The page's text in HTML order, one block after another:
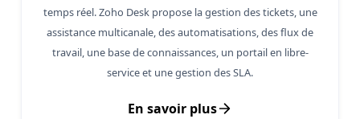
temps réel. Zoho Desk propose la gestion des tickets, une
assistance multicanale, des automatisations, des flux de
travail, une base de connaissances, un portail en libre-
service et une gestion des SLA.
En savoir plus